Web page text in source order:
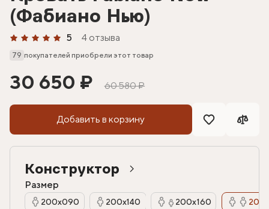
(Фабиано Нью)
5 4 отзыва
79 покупателей приобрели этот товар
30 650 ₽ 60 580 ₽
Добавить в корзину
Конструктор
Размер
200х090 200х140 200х160